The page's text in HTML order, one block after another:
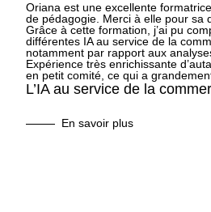
Oriana est une excellente
de pédagogie. Merci à elle pour sa
Grâce à cette formation, j’ai pu
différentes IA au service de la
notamment par rapport aux
Expérience très enrichissante
en petit comité, ce qui a
L’IA au service de la
En savoir plus